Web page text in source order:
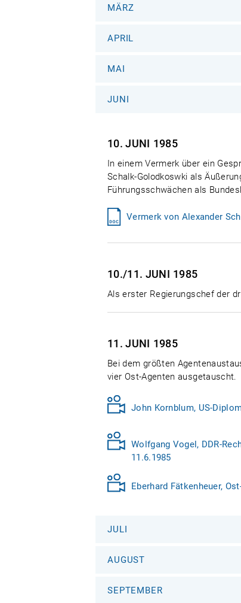
MÄRZ
APRIL
MAI
JUNI
10. JUNI 1985
In einem Vermerk über ein
Schalk-Golodkoswki als
Führungsschwächen als
Vermerk von Alexander
10./11. JUNI 1985
Als erster Regierungschef der
11. JUNI 1985
Bei dem größten
vier Ost-Agenten ausgetauscht.
John Kornblum, US-
Wolfgang Vogel, DDR-
11.6.1985
Eberhard Fätkenheuer,
JULI
AUGUST
SEPTEMBER